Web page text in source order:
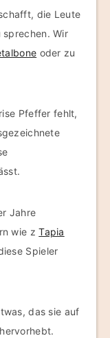
die Leute
Wir
oder zu
Pfeffer fehlt,
Jahre
wie zTapia
Spieler
das sie auf